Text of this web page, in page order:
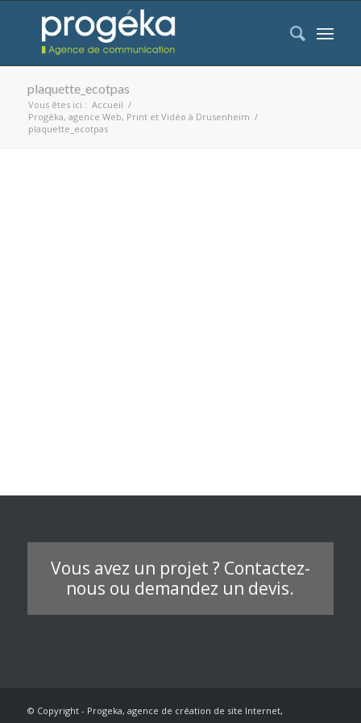
plaquette_ecotpas
Vous êtes ici : Accueil /
Progéka, agence Web, Print et Vidéo à Drusenheim /
plaquette_ecotpas
Vous avez un projet ? Contactez-
nous ou demandez un devis.
© Copyright - Progeka, agence de création de site Internet,